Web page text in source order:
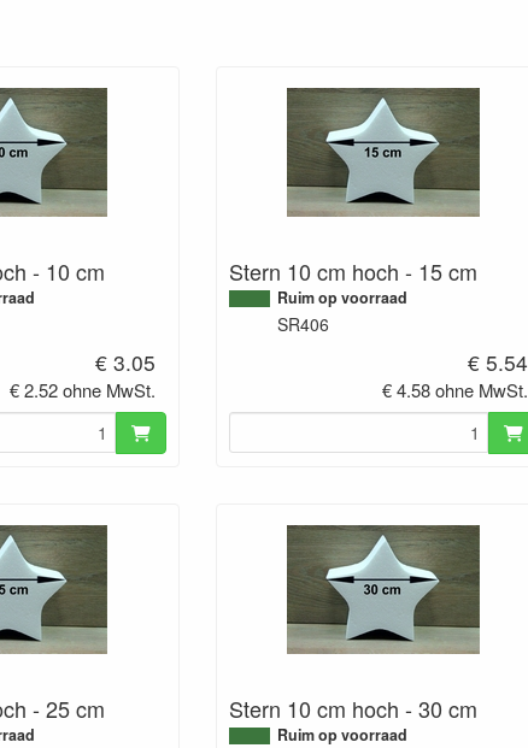
- 10 cm
€ 3.05
€ 2.52 ohne MwSt.
Stern 10 cm hoch - 15 cm
Ruim op voorraad
SR406
€ 5.54
€ 4.58 ohne MwSt.
- 25 cm Stern 10 cm hoch - 30 cm
Ruim op voorraad